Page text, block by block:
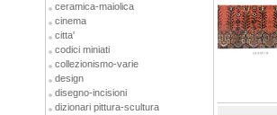
ceramica-maiolica
cinema
citta'
codici miniati
collezionismo-varie
design
disegno-incisioni
dizionari pittura-scultura